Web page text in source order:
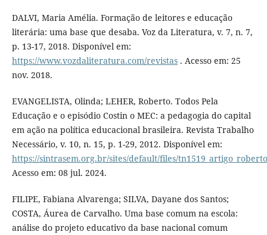
DALVI, Maria Amélia. Formação de leitores e educação
literária: uma base que desaba. Voz da Literatura, v. 7, n. 7,
p. 13-17, 2018. Disponível em:
https://www.vozdaliteratura.com/revistas. Acesso em: 25
nov. 2018.
EVANGELISTA, Olinda; LEHER, Roberto. Todos Pela
Educação e o episódio Costin o MEC: a pedagogia do capital
em ação na política educacional brasileira. Revista Trabalho
Necessário, v. 10, n. 15, p. 1-29, 2012. Disponível em:
https://sintrasem.org.br/sites/default/files/
Acesso em: 08 jul. 2024.
FILIPE, Fabiana Alvarenga; SILVA, Dayane dos Santos;
COSTA, Áurea de Carvalho. Uma base comum na escola:
análise do projeto educativo da base nacional comum